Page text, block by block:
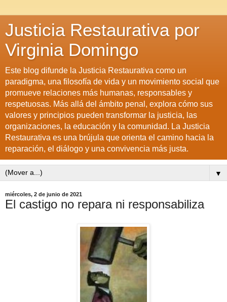
Justicia Restaurativa por
Virginia Domingo
Este blog difunde la Justicia Restaurativa como un
paradigma, una filosofía de vida y un movimiento social que
promueve relaciones más humanas, responsables y
respetuosas. Más allá del ámbito penal, explora cómo sus
valores y principios pueden transformar la justicia, las
organizaciones, la educación y la comunidad. La Justicia
Restaurativa es una brújula que orienta el camino hacia la
reparación, el diálogo y una convivencia más justa.
▼
miércoles, 2 de junio de 2021
El castigo no repara ni responsabiliza